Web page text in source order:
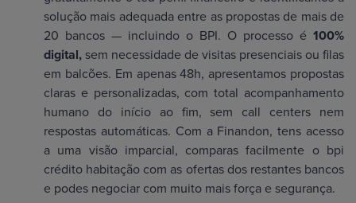
solução mais adequada entre as propostas de mais de
20 bancos — incluindo o BPI. O processo é 100%
digital, sem necessidade de visitas presenciais ou filas
em balcões. Em apenas 48h, apresentamos propostas
claras e personalizadas, com total acompanhamento
humano do início ao fim, sem call centers nem
respostas automáticas. Com a Finandon, tens acesso
a uma visão imparcial, comparas facilmente o bpi
crédito habitação com as ofertas dos restantes bancos
e podes negociar com muito mais força e segurança.